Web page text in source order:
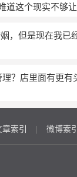
求快乐 可以保
而过 我在初三
看见有个女生的
这个现实不够
过于爱自己，
定跳进那把在我
多，做好自己
份平静。每天看
。还是早恋，
途中寻到自己
样做好自己，我
做 到很好让别
，但是现在我已
？店里面有更
章索引 | 微博索